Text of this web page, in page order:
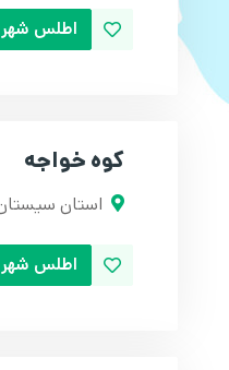
اطلس
کوه خواجه
استان
اطلس